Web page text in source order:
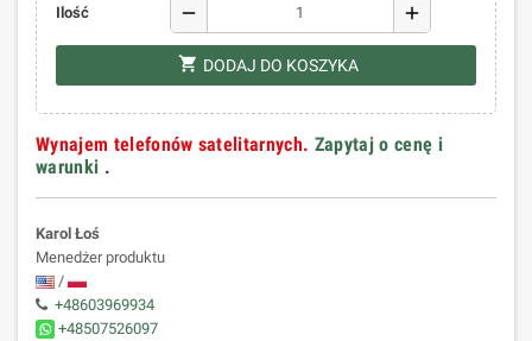
Ilość remove add
shopping_cart DODAJ DO KOSZYKA
Wynajem telefonów satelitarnych. Zapytaj o cenę i
warunki .
Karol Łoś
Menedżer produktu
/
+48603969934
+48507526097